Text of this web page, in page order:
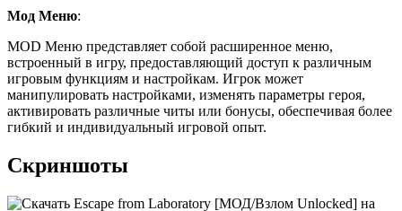
Мод Меню:
MOD Меню представляет собой расширенное меню,
встроенный в игру, предоставляющий доступ к различным
игровым функциям и настройкам. Игрок может
манипулировать настройками, изменять параметры героя,
активировать различные читы или бонусы, обеспечивая более
гибкий и индивидуальный игровой опыт.
Скриншоты